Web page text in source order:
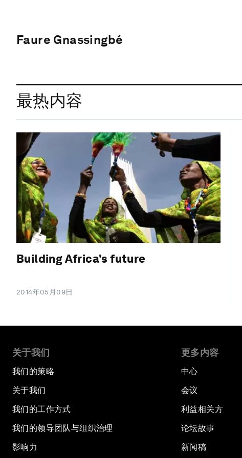
Faure Gnassingbé
最热内容
Building Africa’s future
2014年05月09日
关于我们
我们的策略
关于我们
我们的工作方式
我们的领导团队与组织治理
影响力
更多内容
中心
会议
利益相关方
论坛故事
新闻稿